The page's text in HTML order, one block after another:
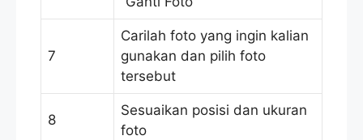
7
Carilah foto yang ingin kalian
gunakan dan pilih foto
tersebut
8
Sesuaikan posisi dan ukuran
foto